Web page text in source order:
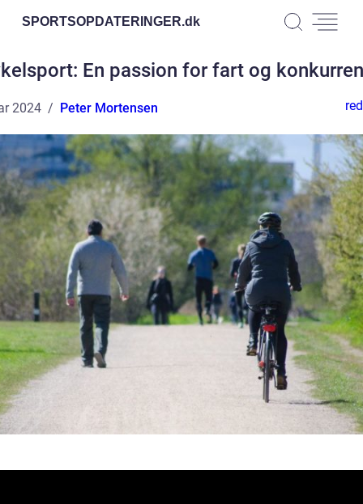
SPORTSOPDATERINGER.dk
En passion for fart og
2024 Peter Mortensen